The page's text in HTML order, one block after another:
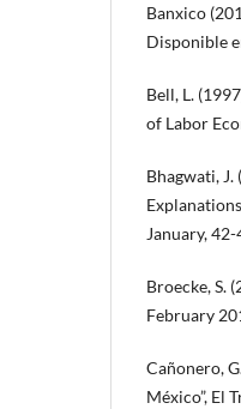
Banxico
Disponible
Bell, L.
of Labor
Bhagwati, J.
January, 42-
Broecke, S.
February
Cañonero,
México”, El